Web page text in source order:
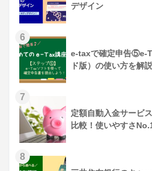
デザイン
e-taxで確定申告⑤e-
ド版）の使い方を解説
定額自動入金サービ
比較！使いやすさ